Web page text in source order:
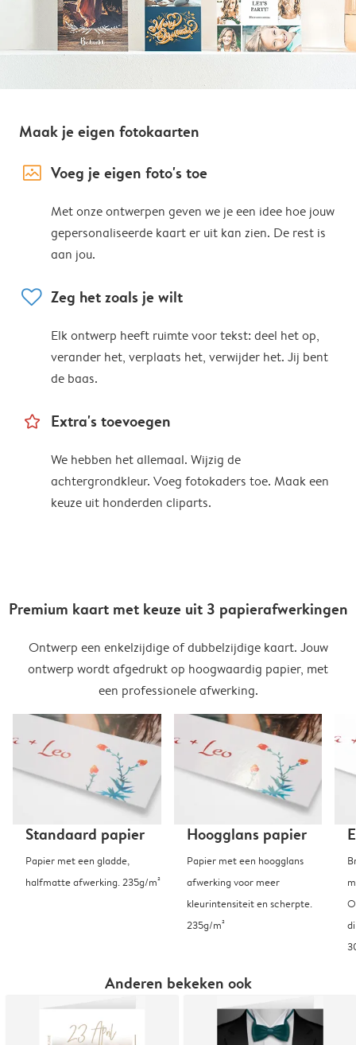
Maak je eigen fotokaarten
image_placeholder Voeg je eigen foto's toe
Met onze ontwerpen geven we je een idee hoe jouw
gepersonaliseerde kaart er uit kan zien. De rest is
aan jou.
heart Zeg het zoals je wilt
Elk ontwerp heeft ruimte voor tekst: deel het op,
verander het, verplaats het, verwijder het. Jij bent
de baas.
star_outline Extra's toevoegen
We hebben het allemaal. Wijzig de
achtergrondkleur. Voeg fotokaders toe. Maak een
keuze uit honderden cliparts.
Premium kaart met keuze uit 3 papierafwerkingen
Ontwerp een enkelzijdige of dubbelzijdige kaart. Jouw
ontwerp wordt afgedrukt op hoogwaardig papier, met
een professionele afwerking.
Standaard papier
Papier met een gladde,
halfmatte afwerking. 235g/m²
Hoogglans papier
Papier met een hoogglans
afwerking voor meer
kleurintensiteit en scherpte.
235g/m²
Anderen bekeken ook